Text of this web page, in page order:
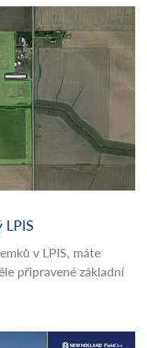
v LPIS, máte
připravené základní